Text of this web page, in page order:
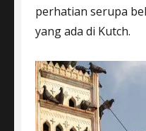
perhatian serupa
yang ada di Kutch.